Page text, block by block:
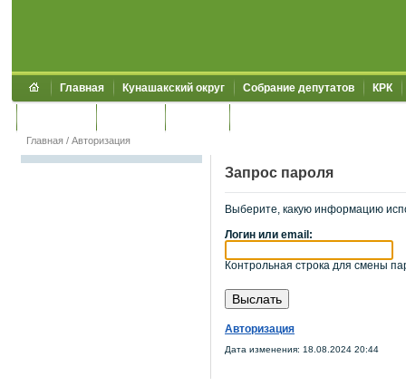
Главная Кунашакский округ Собрание депутатов КРК
Главная / Авторизация
Запрос пароля
Выберите, какую информацию
Логин или email:
Контрольная строка для смены
Авторизация
Дата изменения: 18.08.2024 20:44